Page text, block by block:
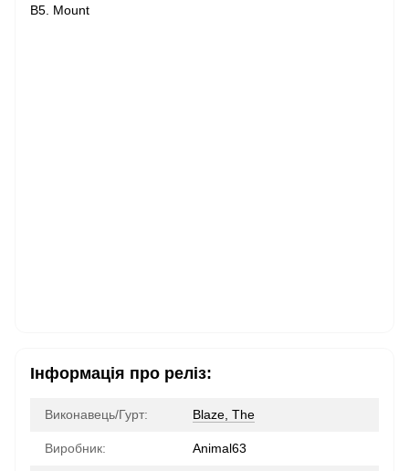
B5. Mount
Інформація про реліз:
Виконавець/Гурт: Blaze, The
Виробник: Animal63